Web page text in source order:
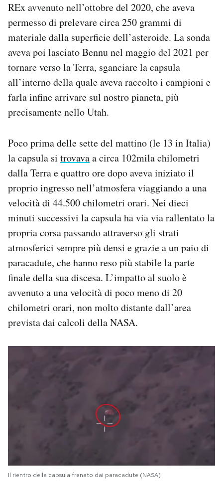
REx avvenuto nell’ottobre del 2020, che aveva
permesso di prelevare circa 250 grammi di
materiale dalla superficie dell’asteroide. La sonda
aveva poi lasciato Bennu nel maggio del 2021 per
tornare verso la Terra, sganciare la capsula
all’interno della quale aveva raccolto i campioni e
farla infine arrivare sul nostro pianeta, più
precisamente nello Utah.
Poco prima delle sette del mattino (le 13 in Italia)
la capsula si trovavaa circa 102mila chilometri
dalla Terra e quattro ore dopo aveva iniziato il
proprio ingresso nell’atmosfera viaggiando a una
velocità di 44.500 chilometri orari. Nei dieci
minuti successivi la capsula ha via via rallentato la
propria corsa passando attraverso gli strati
atmosferici sempre più densi e grazie a un paio di
paracadute, che hanno reso più stabile la parte
finale della sua discesa. L’impatto al suolo è
avvenuto a una velocità di poco meno di 20
chilometri orari, non molto distante dall’area
prevista dai calcoli della NASA.
Il rientro della capsula frenato dai paracadute (NASA)